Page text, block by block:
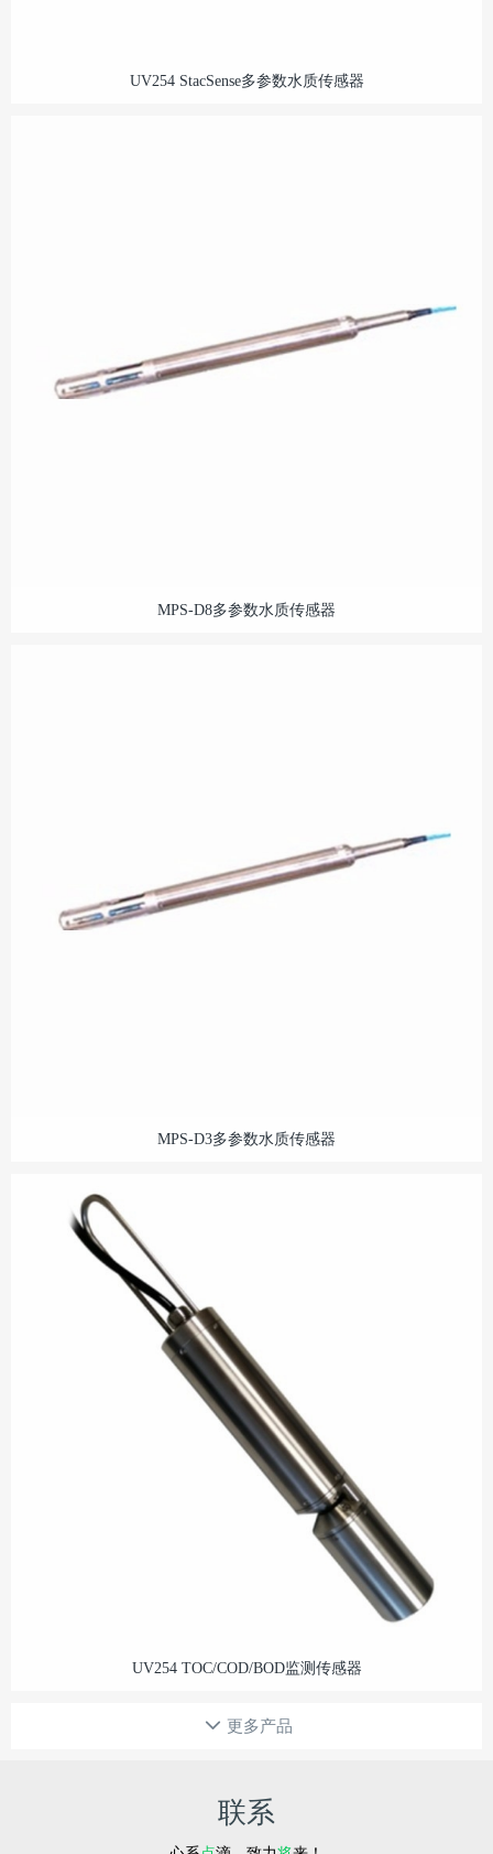
UV254 StacSense多参数水质传感器
MPS-D8多参数水质传感器
MPS-D3多参数水质传感器
UV254 TOC/COD/BOD监测传感器
更多产品
联系